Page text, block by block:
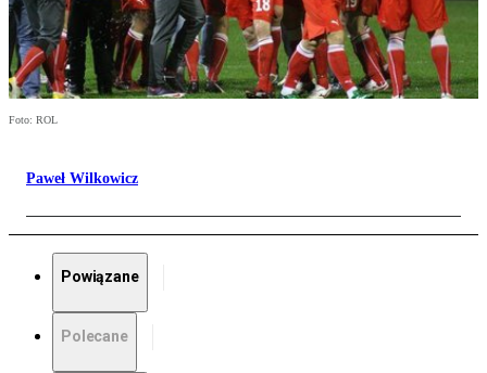
Foto: ROL
Paweł Wilkowicz
Powiązane
Polecane